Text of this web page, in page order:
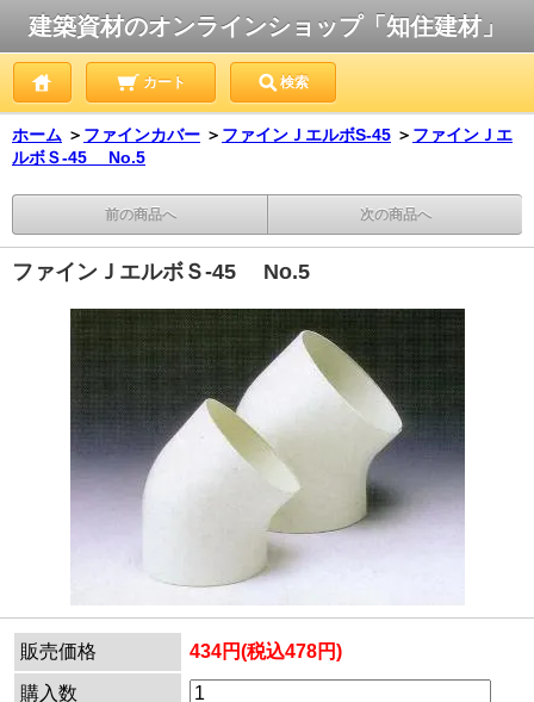
建築資材のオンラインショップ「知住建材」
カート 検索
ホーム ＞ ファインカバー ＞ ファインＪエルボS-45 ＞ ファインＪエ
ルボＳ-45 No.5
前の商品へ 次の商品へ
ファインＪエルボＳ-45 No.5
販売価格 434円(税込478円)
購入数